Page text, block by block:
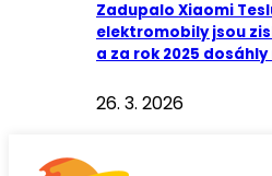
Zadupalo Xiaomi
elektromobily jsou
a za rok 2025
26. 3. 2026